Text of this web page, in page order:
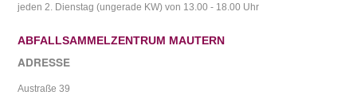
jeden 2. Dienstag (ungerade KW) von 13.00 - 18.00 Uhr
ABFALLSAMMELZENTRUM MAUTERN
ADRESSE
Austraße 39